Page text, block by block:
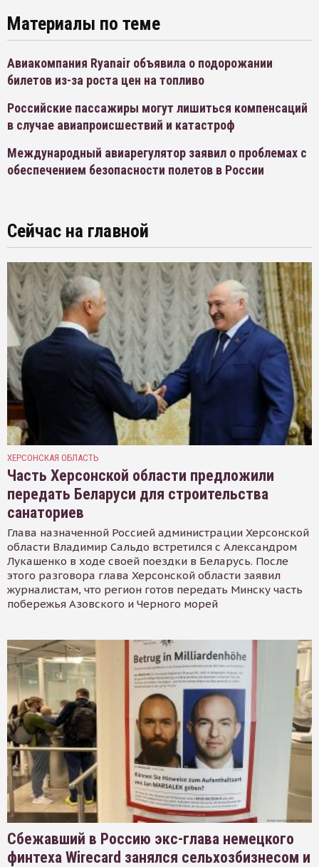
Материалы по теме
Авиакомпания Ryanair объявила о подорожании
билетов из-за роста цен на топливо
Российские пассажиры могут лишиться компенсаций
в случае авиапроисшествий и катастроф
Международный авиарегулятор заявил о проблемах с
обеспечением безопасности полетов в России
Сейчас на главной
ХЕРСОНСКАЯ ОБЛАСТЬ
Часть Херсонской области предложили
передать Беларуси для строительства
санаториев
Глава назначенной Россией администрации Херсонской
области Владимир Сальдо встретился с Александром
Лукашенко в ходе своей поездки в Беларусь. После
этого разговора глава Херсонской области заявил
журналистам, что регион готов передать Минску часть
побережья Азовского и Черного морей
Сбежавший в Россию экс-глава немецкого
финтеха Wirecard занялся сельхозбизнесом и